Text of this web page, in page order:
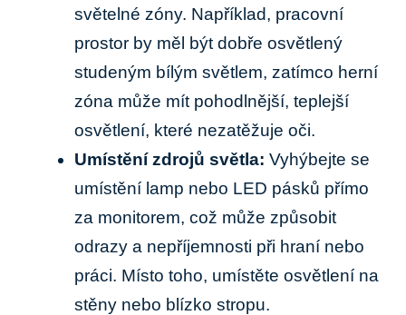
světelné zóny. Například, pracovní
prostor by měl být dobře osvětlený
studeným bílým světlem, zatímco herní
zóna může mít pohodlnější, teplejší
osvětlení, které nezatěžuje oči.
Umístění zdrojů světla: Vyhýbejte se
umístění lamp nebo LED pásků přímo
za monitorem, což může způsobit
odrazy a nepříjemnosti při hraní nebo
práci. Místo toho, umístěte osvětlení na
stěny nebo blízko stropu.